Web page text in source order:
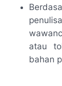
atau
bahan